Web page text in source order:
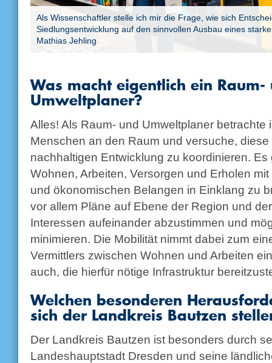
Als Wissenschaftler stelle ich mir die Frage, wie sich
Siedlungsentwicklung auf den sinnvollen Ausbau eines
Mathias Jehling
Was macht eigentlich ein Raum-
Umweltplaner?
Alles! Als Raum- und Umweltplaner betrachte
Menschen an den Raum und versuche,
nachhaltigen Entwicklung zu koordinieren. Es
Wohnen, Arbeiten, Versorgen und Erholen
und ökonomischen Belangen in Einklang zu
vor allem Pläne auf Ebene der Region und
Interessen aufeinander abzustimmen und
minimieren. Die Mobilität nimmt dabei zum
Vermittlers zwischen Wohnen und Arbeiten
auch, die hierfür nötige Infrastruktur
Welchen besonderen
sich der Landkreis Bautzen
Der Landkreis Bautzen ist besonders durch
Landeshauptstadt Dresden und seine